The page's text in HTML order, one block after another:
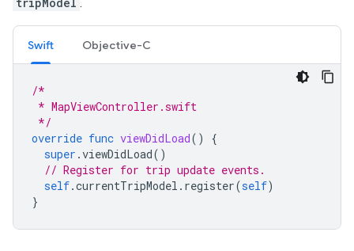
Swift Objective-C
/*
* MapViewController.swift
*/
override func viewDidLoad()
{
super .viewDidLoad()
// Register for trip update events.
self.currentTripModel . register(self)
}